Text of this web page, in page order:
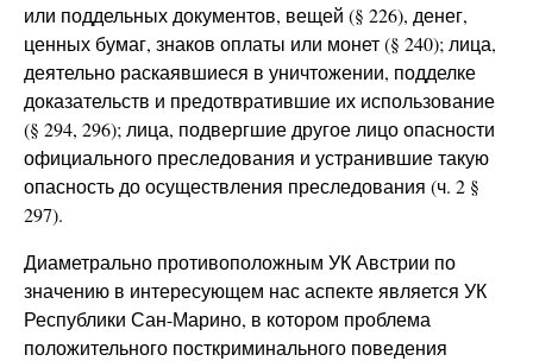
или поддельных документов, вещей (§ 226), денег,
ценных бумаг, знаков оплаты или монет (§ 240); лица,
деятельно раскаявшиеся в уничтожении, подделке
доказательств и предотвратившие их использование
(§ 294, 296); лица, подвергшие другое лицо опасности
официального преследования и устранившие такую
опасность до осуществления преследования (ч. 2 §
297).
Диаметрально противоположным УК Австрии по
значению в интересующем нас аспекте является УК
Республики Сан-Марино, в котором проблема
положительного посткриминального поведения